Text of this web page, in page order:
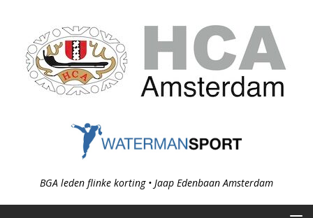
BGA leden flinke korting • Jaap Edenbaan Amsterdam